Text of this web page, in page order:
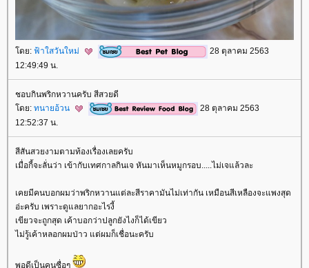
ดย: ฟ้าใสวันใหม่
28 ตุลาคม 2563
12:49:49 น.
ชอบกินพริกหวานครับ สีสวยดี
ดย: ทนายอ้วน
28 ตุลาคม 2563
12:52:37 น.
สีสันสวยงามตามท้องเรื่องเลยครับ
เมื่อกี้จะลั่นว่า เข้ากับเทศกาลกินเจ หันมาเห็นหมูกรอบ.....ไม่เจแล้วละ
เคยมีคนบอกผมว่าพริกหวานแต่ละสีราคามันไม่เท่ากัน เหมือนสีเหลืองจะแพงสุด
อ่ะครับ เพราะดูแลยากอะไรงี้
เขียวจะถูกสุด เค้าบอกว่าปลูกยังไงก็ได้เขียว
ไม่รู้เค้าหลอกผมป่าว แต่ผมก็เชื่อนะครับ
พอดีเป็นคนซื่อๆ